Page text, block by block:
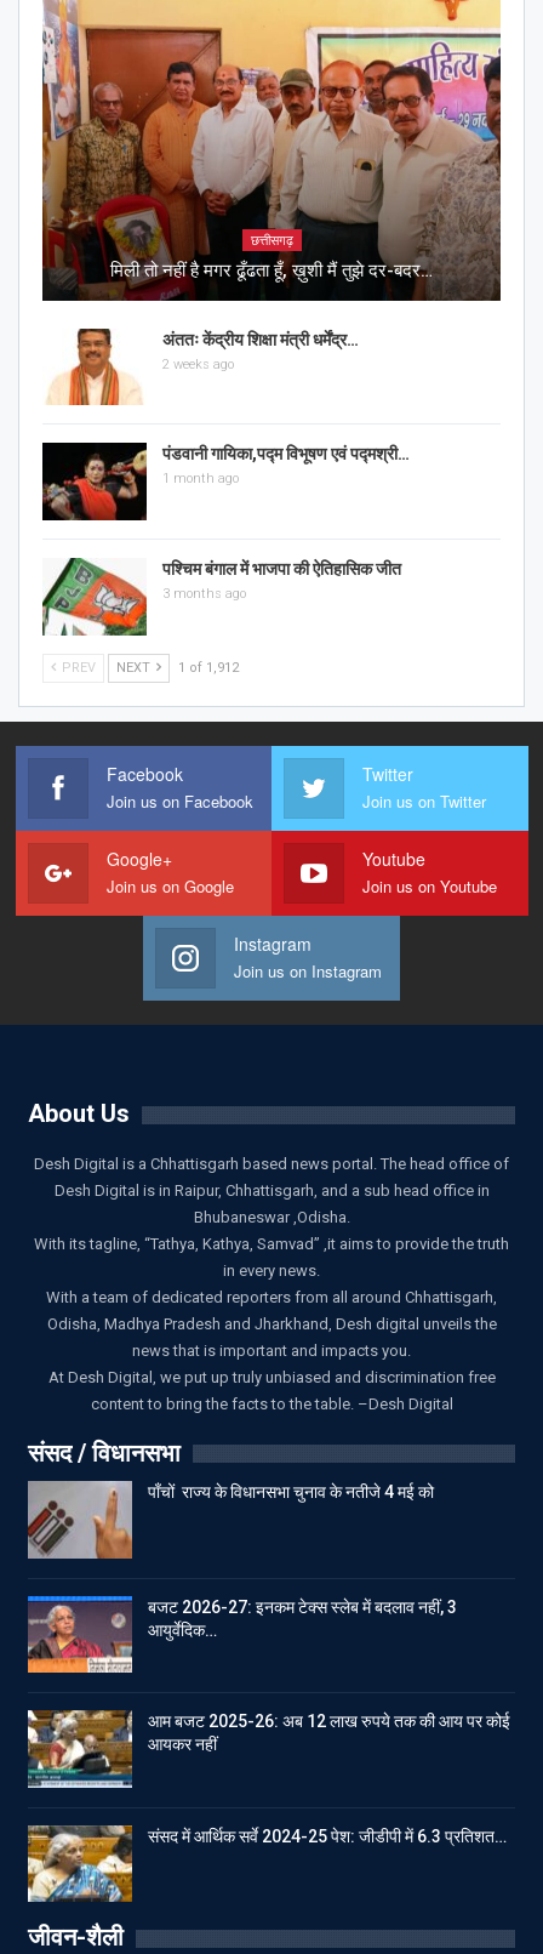
छत्तीसगढ़
मिली तो नहीं है मगर ढूँढता हूँ, ख़ुशी मैं तुझे दर-बदर…
अंततः केंद्रीय शिक्षा मंत्री धर्मेंद्र…
2 weeks ago
पंडवानी गायिका,पद्म विभूषण एवं पद्मश्री…
1 month ago
पश्चिम बंगाल में भाजपा की ऐतिहासिक जीत
3 months ago
PREV NEXT 1 of 1,912
Facebook
Join us on Facebook
Twitter
Join us on Twitter
Google+
Join us on Google
Youtube
Join us on Youtube
Instagram
Join us on Instagram
About Us
Desh Digital is a Chhattisgarh based news portal. The head office of
Desh Digital is in Raipur, Chhattisgarh, and a sub head office in
Bhubaneswar ,Odisha.
With its tagline, “Tathya, Kathya, Samvad” ,it aims to provide the truth
in every news.
With a team of dedicated reporters from all around Chhattisgarh,
Odisha, Madhya Pradesh and Jharkhand, Desh digital unveils the
news that is important and impacts you.
At Desh Digital, we put up truly unbiased and discrimination free
content to bring the facts to the table. –Desh Digital
संसद / विधानसभा
पाँचों राज्य के विधानसभा चुनाव के नतीजे 4 मई को
बजट 2026-27: इनकम टेक्स स्लेब में बदलाव नहीं, 3
आयुर्वेदिक…
आम बजट 2025-26: अब 12 लाख रुपये तक की आय पर कोई
आयकर नहीं
संसद में आर्थिक सर्वे 2024-25 पेश: जीडीपी में 6.3 प्रतिशत…
जीवन-शैली